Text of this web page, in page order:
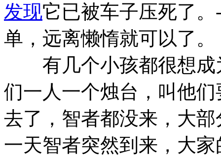
发现它已被车子压死了
单，远离懒惰就可以了。
有几个小孩都很想成
们一人一个烛台，叫他
去了，智者都没来，大
一天智者突然到来，大